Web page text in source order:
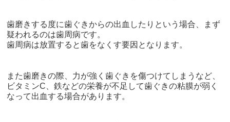
歯磨きする度に歯ぐきからの出血したりという場合、まず
疑われるのは歯周病です。
歯周病は放置すると歯をなくす要因となります。
また歯磨きの際、力が強く歯ぐきを傷つけてしまうなど、
ビタミンC 、鉄などの栄養が不足して歯ぐきの粘膜が弱く
なって出血する場合があります。